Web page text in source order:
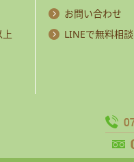
お問い合わせ
LINEで無料相談